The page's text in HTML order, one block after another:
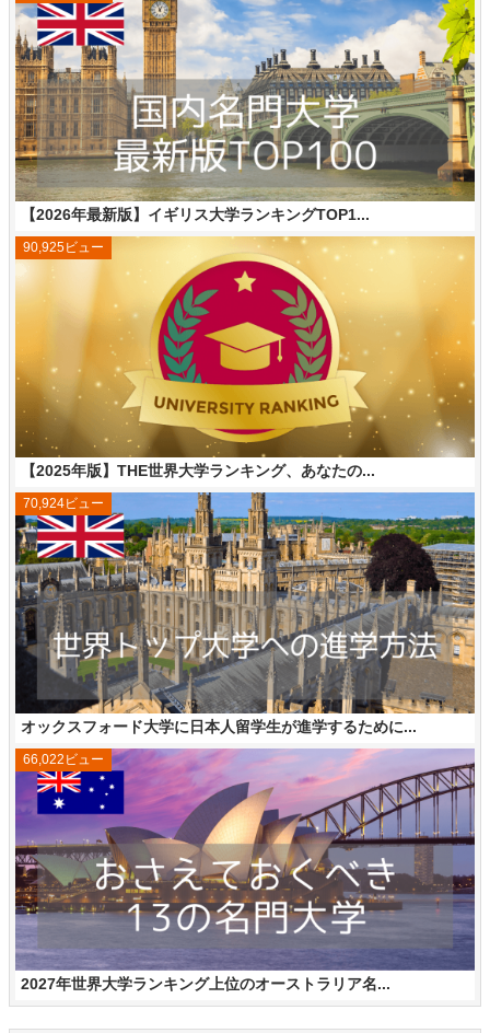
【2026年最新版】イギリス大学ランキングTOP1...
【2025年版】THE世界大学ランキング、あなたの...
90,925ビュー
オックスフォード大学に日本人留学生が進学するために...
70,924ビュー
2027年世界大学ランキング上位のオーストラリア名...
66,022ビュー